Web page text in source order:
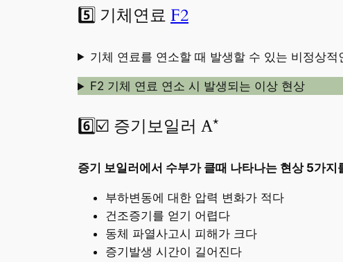
5️⃣ 기체연료 F2
기체 연료를 연소할 때 발생할 수 있는 비정상
F2 기체 연료 연소 시 발생되는 이상 현상
6️⃣☑️ 증기보일러 A*
증기 보일러에서 수부가 클때 나타나는 현상 5가지
부하변동에 대한 압력 변화가 적다
건조증기를 얻기 어렵다
동체 파열사고시 피해가 크다
증기발생 시간이 길어진다